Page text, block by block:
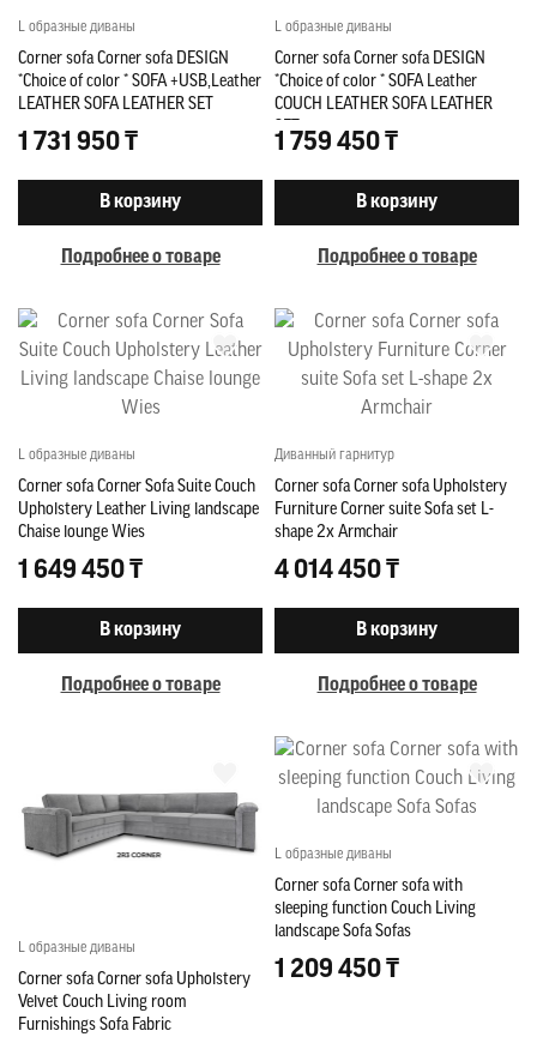
L образные диваны
Corner sofa Corner sofa DESIGN
*Choice of color * SOFA +USB,Leather
LEATHER SOFA LEATHER SET
1 731 950 ₸
В корзину
Подробнее о товаре
L образные диваны
Corner sofa Corner sofa DESIGN
*Choice of color * SOFA Leather
COUCH LEATHER SOFA LEATHER
SET
1 759 450 ₸
В корзину
Подробнее о товаре
L образные диваны
Corner sofa Corner Sofa Suite Couch
Upholstery Leather Living landscape
Chaise lounge Wies
1 649 450 ₸
В корзину
Подробнее о товаре
Диванный гарнитур
Corner sofa Corner sofa Upholstery
Furniture Corner suite Sofa set L-
shape 2x Armchair
4 014 450 ₸
В корзину
Подробнее о товаре
L образные диваны
Corner sofa Corner sofa Upholstery
Velvet Couch Living room
Furnishings Sofa Fabric
L образные диваны
Corner sofa Corner sofa with
sleeping function Couch Living
landscape Sofa Sofas
1 209 450 ₸